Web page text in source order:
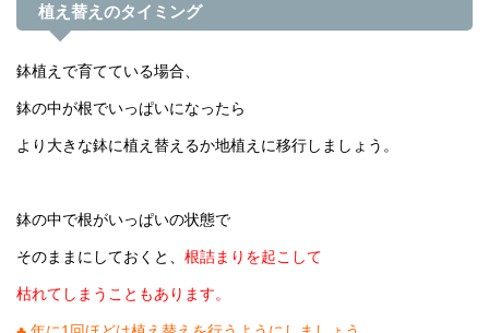
植え替えのタイミング
鉢植えで育てている場合、
鉢の中が根でいっぱいになったら
より大きな鉢に植え替えるか地植えに移行しましょう。
鉢の中で根がいっぱいの状態で
そのままにしておくと、 根詰まりを起こして
枯れてしまうこともあります。